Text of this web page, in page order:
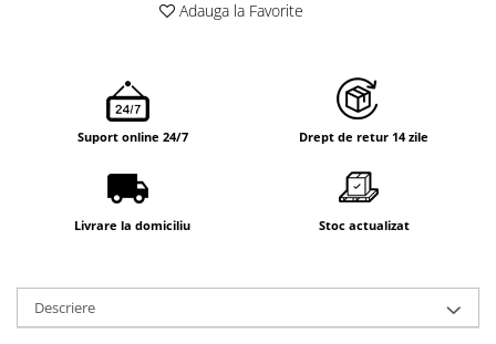
Adauga la Favorite
Suport online 24/7 Drept de retur 14 zile
Livrare la domiciliu Stoc actualizat
Descriere